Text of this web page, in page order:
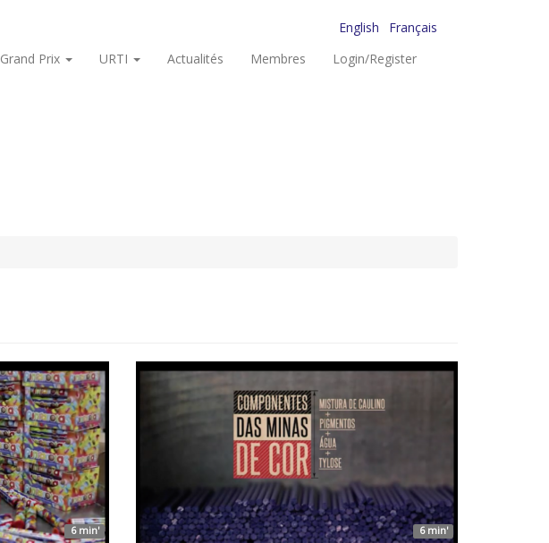
English
Français
Grand Prix URTI Actualités Membres Login/Register
6 min' 6 min'